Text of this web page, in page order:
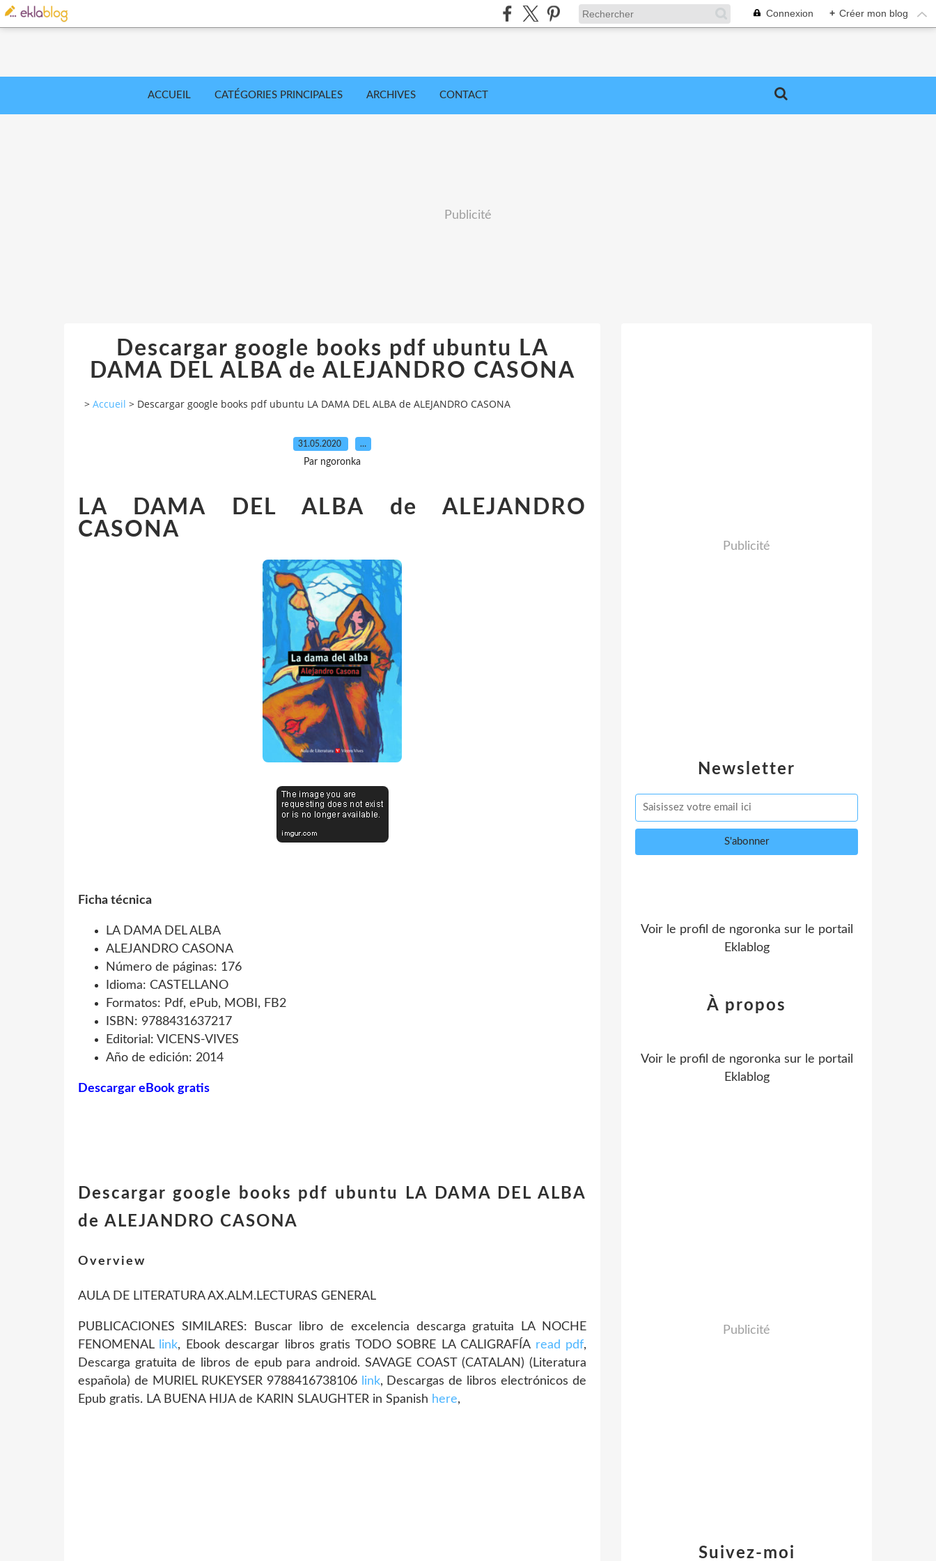
Connexion + Créer mon blog
ACCUEIL CATÉGORIES PRINCIPALES ARCHIVES CONTACT
Publicité
Descargar google books pdf ubuntu LA
DAMA DEL ALBA de ALEJANDRO CASONA
> Accueil > Descargar google books pdf ubuntu LA DAMA DEL ALBA de ALEJANDRO CASONA
31.05.2020 …
Par ngoronka
LA DAMA DEL ALBA de ALEJANDRO
CASONA
Ficha técnica
LA DAMA DEL ALBA
ALEJANDRO CASONA
Número de páginas: 176
Idioma: CASTELLANO
Formatos: Pdf, ePub, MOBI, FB2
ISBN: 9788431637217
Editorial: VICENS-VIVES
Año de edición: 2014
Descargar eBook gratis
Descargar google books pdf ubuntu LA DAMA DEL ALBA
de ALEJANDRO CASONA
Overview
AULA DE LITERATURA AX.ALM.LECTURAS GENERAL
PUBLICACIONES SIMILARES: Buscar libro de excelencia descarga gratuita LA NOCHE
FENOMENAL
link, Ebook descargar libros gratis TODO SOBRE LA CALIGRAFÍA read pdf,
Descarga gratuita de libros de epub para android. SAVAGE COAST (CATALAN) (Literatura
española) de MURIEL RUKEYSER 9788416738106
link, Descargas de libros electrónicos de
Epub gratis. LA BUENA HIJA de KARIN SLAUGHTER in Spanish here,
Newsletter
Publicité
Voir le profil de ngoronka sur le portail
Eklablog
Suivez-moi
À propos
Voir le profil de ngoronka sur le portail
Eklablog
Publicité